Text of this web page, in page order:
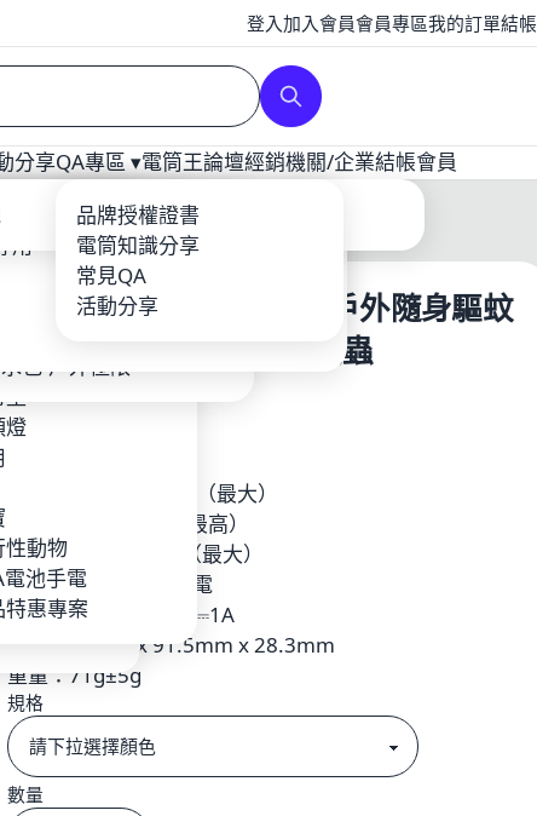
登入加入會員會員專區我的訂單結帳
造 MIT品牌
火狐
鋰電
照廣
燈
性動物
池手電
惠專案
配件
量紡織品
合金多功能工具-EDC
包-戶外極限
充電器
用
電筒套/手繩
鋰電池/充電器
龍虎鳳越野
分享QA專區 ▾
品牌授權證書
電筒知識分享
常見QA
活動分享
電筒王論壇經銷機關/企業結帳會員
NITECORE EMR06 迷你戶外隨身驅蚊
器 USB充電 MOLLE 防蚊蟲
$750
EMR06
驅蚊範圍：20平方米（最大）
加熱溫度：130℃（最高）
續航時間：3.5小時（最大）
供電：內置鋰電池供電
輸入電壓：USB-C 5V⎓1A
尺寸：55mm x 91.5mm x 28.3mm
重量：71g±5g
規格
數量